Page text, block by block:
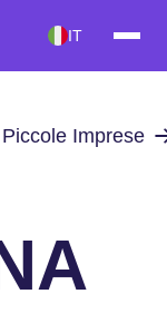
IT
Imprese